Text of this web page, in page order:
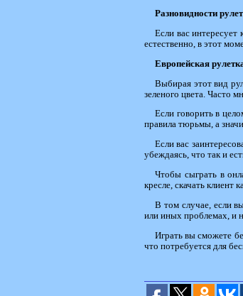
Разновидности
Если вас интересует
естественно, в этот
Европейская
Выбирая этот вид
зеленого цвета. Часто
Если говорить в
правила тюрьмы, а
Если вас
убеждаясь, что так и
Чтобы сыграть в
кресле, скачать клиент
В том случае, если
или иных проблемах, и
Играть вы сможете
что потребуется для